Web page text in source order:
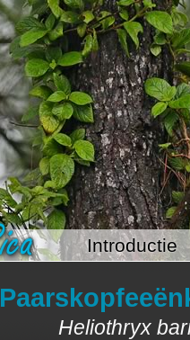
Introductie
Heliothryx